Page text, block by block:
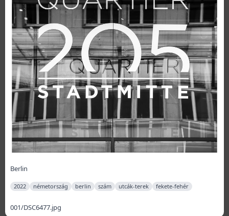
Berlin
2022 németország berlin szám utcák-terek fekete-fehér
001/DSC6477.jpg